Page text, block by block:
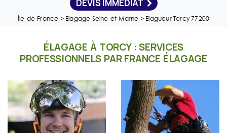
DEVIS IMMÉDIAT
Île-de-France > Elagage Seine-et-Marne > Elagueur Torcy 77200
ÉLAGAGE À TORCY : SERVICES
PROFESSIONNELS PAR FRANCE ÉLAGAGE